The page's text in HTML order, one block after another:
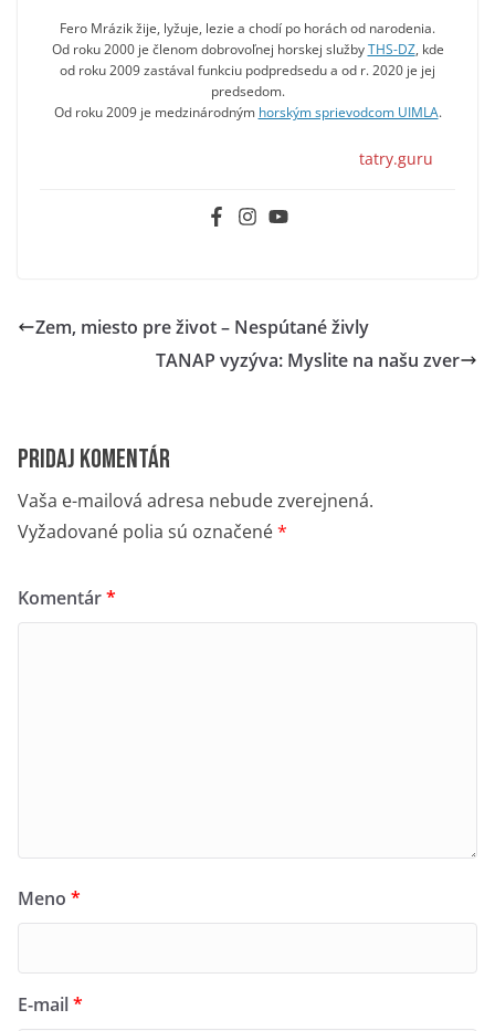
Fero Mrázik žije, lyžuje, lezie a chodí po horách od narodenia.
Od roku 2000 je členom dobrovoľnej horskej službyTHS-DZ, kde
od roku 2009 zastával funkciu podpredsedu a od r. 2020 je jej
predsedom.
Od roku 2009 je medzinárodným horským sprievodcom UIMLA.
tatry.guru
Zem, miesto pre život – Nespútané živly
TANAP vyzýva: Myslite na našu zver
Pridaj komentár
Vaša e-mailová adresa nebude zverejnená.
Vyžadované polia sú označené*
Komentár*
Meno *
E-mail*